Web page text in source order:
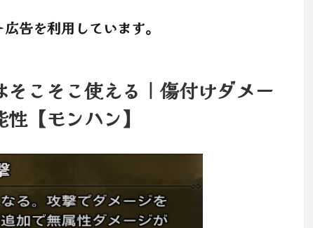
告を利用しています。
こそこ使える｜傷付けダメー
【モンハン】